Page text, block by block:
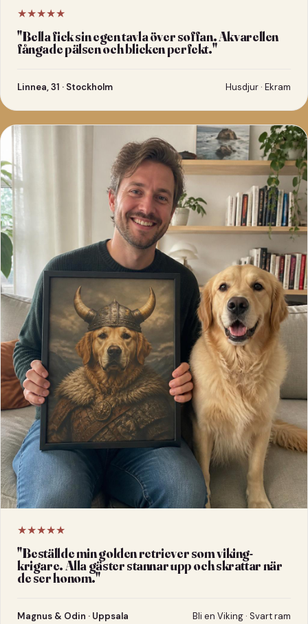
★★★★★
"Bella fick sin egen tavla över soffan. Akvarellen
fångade pälsen och blicken perfekt."
Linnea, 31 · Stockholm Husdjur · Ekram
★★★★★
"Beställde min golden retriever som viking-
krigare. Alla gäster stannar upp och skrattar när
de ser honom."
Magnus & Odin · Uppsala Bli en Viking · Svart ram